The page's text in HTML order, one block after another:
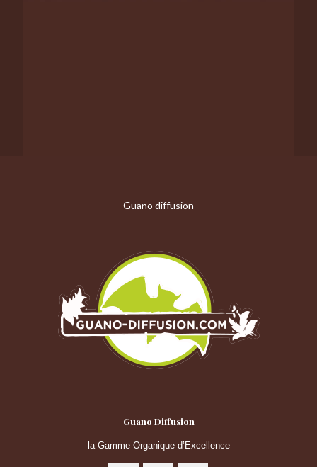
Guano diffusion
Guano Diffusion
la Gamme Organique d’Excellence